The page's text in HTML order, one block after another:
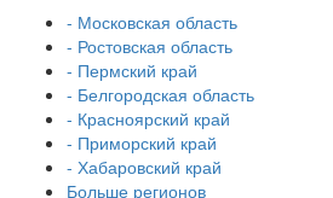
- Московская область
- Ростовская область
- Пермский край
- Белгородская область
- Красноярский край
- Приморский край
- Хабаровский край
Больше регионов